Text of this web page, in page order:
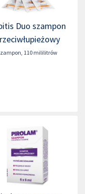
Duo szampon
, 110 mililitrów